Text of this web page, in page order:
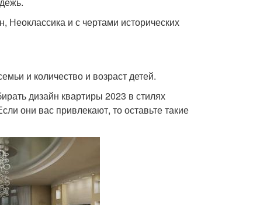
Неоклассика и с чертами исторических
и количество и возраст детей.
дизайн квартиры 2023 в стилях
они вас привлекают, то оставьте такие